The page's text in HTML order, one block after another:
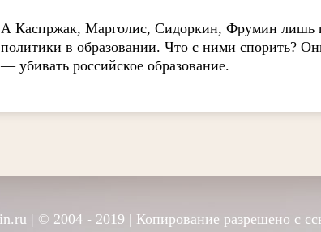
А Каспржак, Марголис, Сидоркин, Фрумин лишь
политики в образовании. Что с ними спорить?
— убивать российское образование.
| © 2004 - 2019 | Копирование разрешено с